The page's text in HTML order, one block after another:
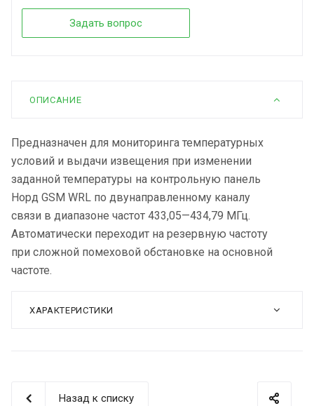
Задать вопрос
ОПИСАНИЕ
Предназначен для мониторинга температурных
условий и выдачи извещения при изменении
заданной температуры на контрольную панель
Норд GSM WRL по двунаправленному каналу
связи в диапазоне частот 433,05—434,79 МГц.
Автоматически переходит на резервную частоту
при сложной помеховой обстановке на основной
частоте.
ХАРАКТЕРИСТИКИ
Назад к списку